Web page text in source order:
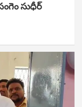
సుధీర్